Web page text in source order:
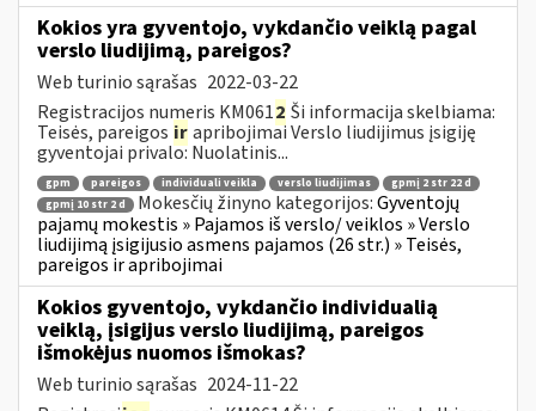
Kokios yra gyventojo, vykdančio veiklą pagal
verslo liudijimą, pareigos?
Web turinio sąrašas 2022-03-22
Registracijos numeris KM0612 Ši informacija skelbiama:
Teisės, pareigos irapribojimai Verslo liudijimus įsigiję
gyventojai privalo: Nuolatinis...
gpm pareigos individuali veikla verslo liudijimas
gpmį 2 str 22 d
gpmį 10 str 2 d
Mokesčių žinyno kategorijos:Gyventojų
pajamų mokestis » Pajamos iš verslo/ veiklos » Verslo
liudijimą įsigijusio asmens pajamos (26 str.) » Teisės,
pareigos ir apribojimai
Kokios gyventojo, vykdančio individualią
veiklą, įsigijus verslo liudijimą, pareigos
išmokėjus nuomos išmokas?
Web turinio sąrašas 2024-11-22